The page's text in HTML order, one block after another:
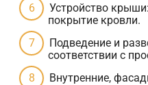
Устройство
покрытие кровли.
Подведение и
соответствии с
Внутренние,